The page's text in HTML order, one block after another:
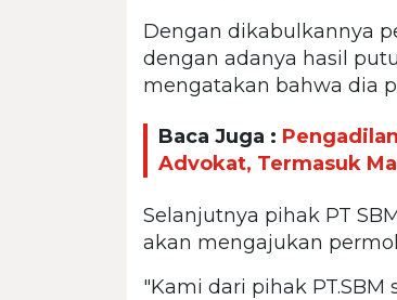
Dengan dikabulkannya
dengan adanya hasil
mengatakan bahwa dia
Baca Juga :
Advokat, Termasuk
Selanjutnya pihak PT
akan mengajukan
"Kami dari pihak